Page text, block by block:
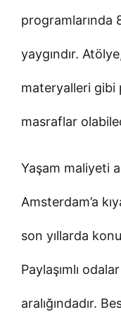
programlarında
yaygındır.
materyalleri gibi
masraflar
Yaşam maliyeti
Amsterdam’a
son yıllarda
Paylaşımlı
aralığındadır.